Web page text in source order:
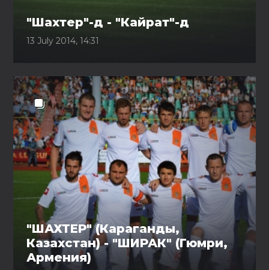
"Шахтер"-д - "Кайрат"-д
13 July 2014, 14:31
"ШАХТЕР" (Караганды,
Казахстан) - "ШИРАК" (Гюмри,
Армения)